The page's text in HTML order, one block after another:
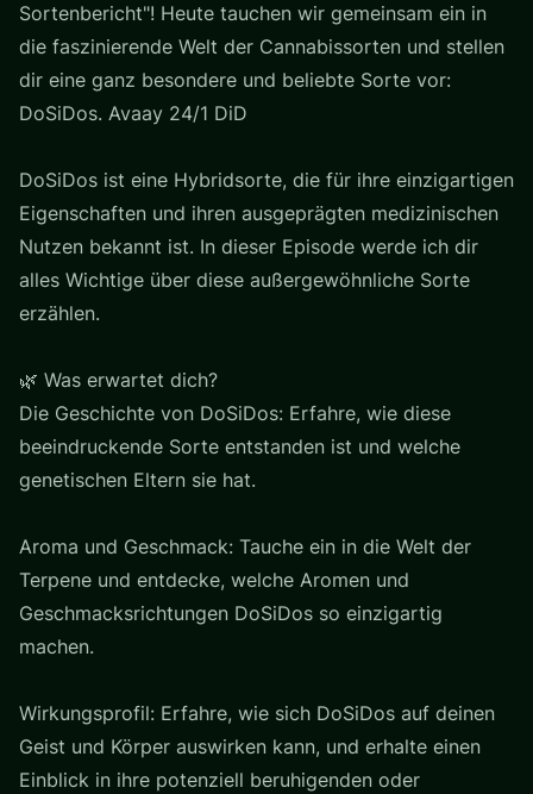
Sortenbericht"! Heute tauchen wir gemeinsam ein in
die faszinierende Welt der Cannabissorten und stellen
dir eine ganz besondere und beliebte Sorte vor:
DoSiDos. Avaay 24/1 DiD
DoSiDos ist eine Hybridsorte, die für ihre einzigartigen
Eigenschaften und ihren ausgeprägten medizinischen
Nutzen bekannt ist. In dieser Episode werde ich dir
alles Wichtige über diese außergewöhnliche Sorte
erzählen.
🌿 Was erwartet dich?
Die Geschichte von DoSiDos: Erfahre, wie diese
beeindruckende Sorte entstanden ist und welche
genetischen Eltern sie hat.
Aroma und Geschmack: Tauche ein in die Welt der
Terpene und entdecke, welche Aromen und
Geschmacksrichtungen DoSiDos so einzigartig
machen.
Wirkungsprofil: Erfahre, wie sich DoSiDos auf deinen
Geist und Körper auswirken kann, und erhalte einen
Einblick in ihre potenziell beruhigenden oder